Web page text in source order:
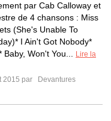
par Cab Calloway et
de 4 chansons : Miss
(She's Unable To
I Ain't Got Nobody*
Baby, Won't You...
Lire la
2015 par
Devantures